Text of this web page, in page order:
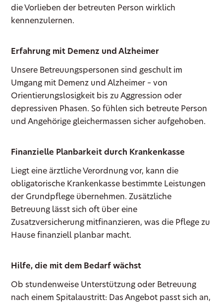
die Vorlieben der betreuten Person wirklich
kennenzulernen.
Erfahrung mit Demenz und Alzheimer
Unsere Betreuungspersonen sind geschult im
Umgang mit Demenz und Alzheimer – von
Orientierungslosigkeit bis zu Aggression oder
depressiven Phasen. So fühlen sich betreute Person
und Angehörige gleichermassen sicher aufgehoben.
Finanzielle Planbarkeit durch Krankenkasse
Liegt eine ärztliche Verordnung vor, kann die
obligatorische Krankenkasse bestimmte Leistungen
der Grundpflege übernehmen. Zusätzliche
Betreuung lässt sich oft über eine
Zusatzversicherung mitfinanzieren, was die Pflege zu
Hause finanziell planbar macht.
Hilfe, die mit dem Bedarf wächst
Ob stundenweise Unterstützung oder Betreuung
nach einem Spitalaustritt: Das Angebot passt sich an,